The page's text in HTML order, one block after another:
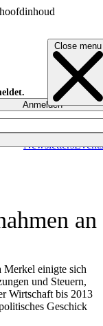
Close menu
NewslettersEvents
Anmelden
an
einigte sich
und Steuern,
Wirtschaft bis 2013
Geschick